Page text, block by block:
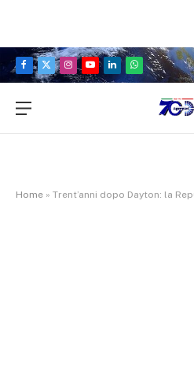
Facebook
X
Instagram
YouTubeLinkedInWhatsApp
Home » Trent’anni dopo Dayton: la Republika Srpska rivendica